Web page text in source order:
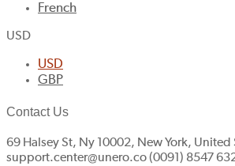
French
USD
USD
GBP
Contact Us
69 Halsey St, Ny 10002, New York, United
support.center@unero.co (0091) 8547